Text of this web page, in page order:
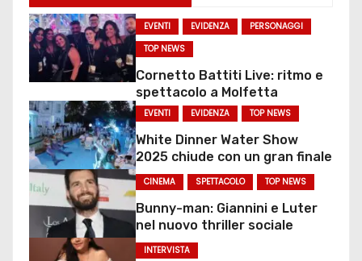
EVENTI EVIDENZA
PERSONAGGI
TOP NEWS
Cornetto Battiti Live: ritmo e
spettacolo a Molfetta
EVENTI EVIDENZA TOP NEWS
White Dinner Water Show
2025 chiude con un gran finale
CINEMA SPETTACOLO TOP NEWS
Bunny-man: Giannini e Luter
nel nuovo thriller sociale
INTERVISTA